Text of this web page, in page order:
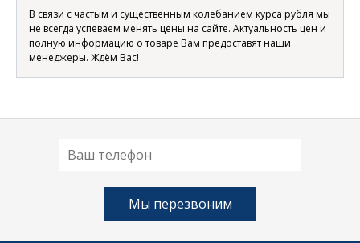
В связи с частым и существенным колебанием курса рубля мы
не всегда успеваем менять цены на сайте. Актуальность цен и
полную информацию о товаре Вам предоставят наши
менеджеры. Ждём Вас!